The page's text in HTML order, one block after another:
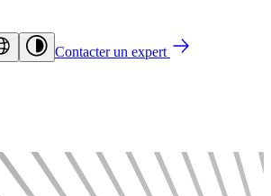
Contacter un expert